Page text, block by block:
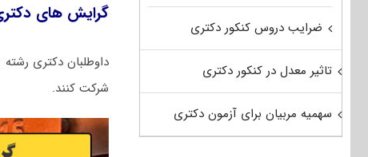
گرایش های
داوطلبان دکتری
شرکت کنند.
ضرایب دروس کنکور دکتری
تاثیر معدل در کنکور دکتری
سهمیه مربیان برای آزمون دکتری